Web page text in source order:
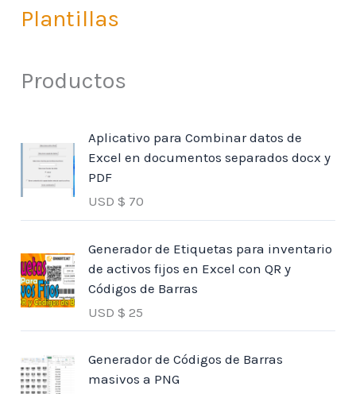
Plantillas
Productos
Aplicativo para Combinar datos de
Excel en documentos separados docx y
PDF
USD $ 70
Generador de Etiquetas para inventario
de activos fijos en Excel con QR y
Códigos de Barras
USD $ 25
Generador de Códigos de Barras
masivos a PNG